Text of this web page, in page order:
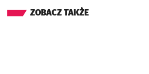
ZOBACZ TAKŻE